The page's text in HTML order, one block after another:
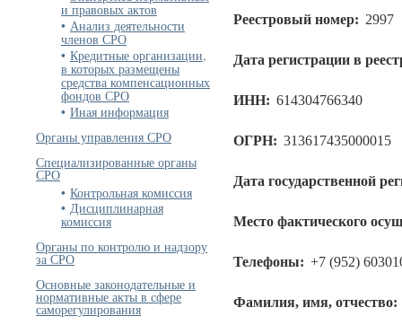
и правовых актов
Анализ деятельности
членов СРО
Кредитные организации,
в которых размещены
средства компенсационных
фондов СРО
Иная информация
Органы управления СРО
Специализированные органы
СРО
Контрольная комиссия
Дисциплинарная
комиссия
Органы по контролю и надзору
за СРО
Основные законодательные и
нормативные акты в сфере
саморегулирования
Реестровый номер: 2997
Дата регистрации в
ИНН: 614304766340
ОГРН: 313617435000015
Дата государственной
Место фактического
Телефоны: +7 (952)
Фамилия, имя, отчество: